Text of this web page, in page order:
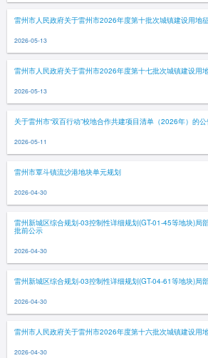
雷州市人民政府关于雷州市2026年度第十批次城镇建设用地
2026-05-13
雷州市人民政府关于雷州市2026年度第十七批次城镇建设用
2026-05-13
关于雷州市“双百行动”校地合作共建项目清单（2026年）的
2026-05-11
雷州市覃斗镇流沙港地块单元规划
2026-04-30
雷州新城区综合规划-03控制性详细规划(GT-01-45等地块)局
批前公示
2026-04-30
雷州新城区综合规划-03控制性详细规划(GT-04-61等地块)局
2026-04-30
雷州市人民政府关于雷州市2026年度第十六批次城镇建设用
2026-04-30